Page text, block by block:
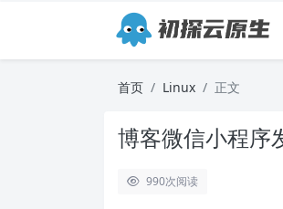
首页 Linux 正文
博客微信小程序
990次阅读